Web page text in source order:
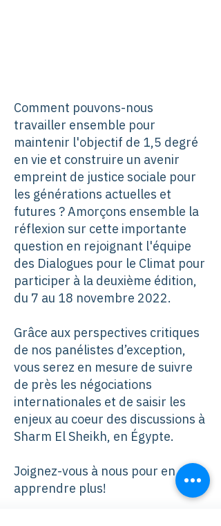
Comment pouvons-nous
travailler ensemble pour
maintenir l'objectif de 1,5 degré
en vie et construire un avenir
empreint de justice sociale pour
les générations actuelles et
futures ? Amorçons ensemble la
réflexion sur cette importante
question en rejoignant l'équipe
des Dialogues pour le Climat pour
participer à la deuxième édition,
du 7 au 18 novembre 2022.
Grâce aux perspectives critiques
de nos panélistes d’exception,
vous serez en mesure de suivre
de près les négociations
internationales et de saisir les
enjeux au coeur des discussions à
Sharm El Sheikh, en Égypte.
Joignez-vous à nous pour en
apprendre plus!